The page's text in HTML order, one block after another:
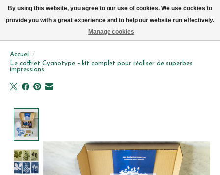
Accueil
/
Le coffret Cyanotype – kit complet pour réaliser de superbes
impressions
By using this website, you agree to our use of cookies. We use cookies to
provide you with a great experience and to help our website run effectively.
Manage cookies